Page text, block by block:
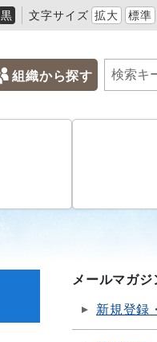
黒 文字サイズ 拡大 標準
組織から探す
メールマガジ
新規登録